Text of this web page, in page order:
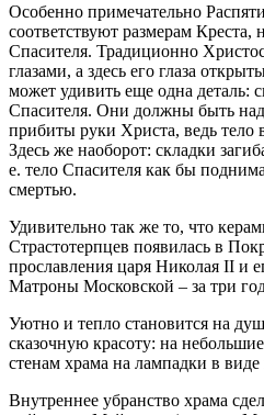
Особенно примечательно
соответствуют размерам Креста,
Спасителя. Традиционно
глазами, а здесь его глаза
может удивить еще одна деталь:
Спасителя. Они должны быть
прибиты руки Христа, ведь тело
Здесь же наоборот: складки
е. тело Спасителя как бы
смертью.
Удивительно так же то, что
Страстотерпцев появилась в
прославления царя Николая II и
Матроны Московской – за три
Уютно и тепло становится на
сказочную красоту: на
стенам храма на лампадки в виде
Внутреннее убранство храма